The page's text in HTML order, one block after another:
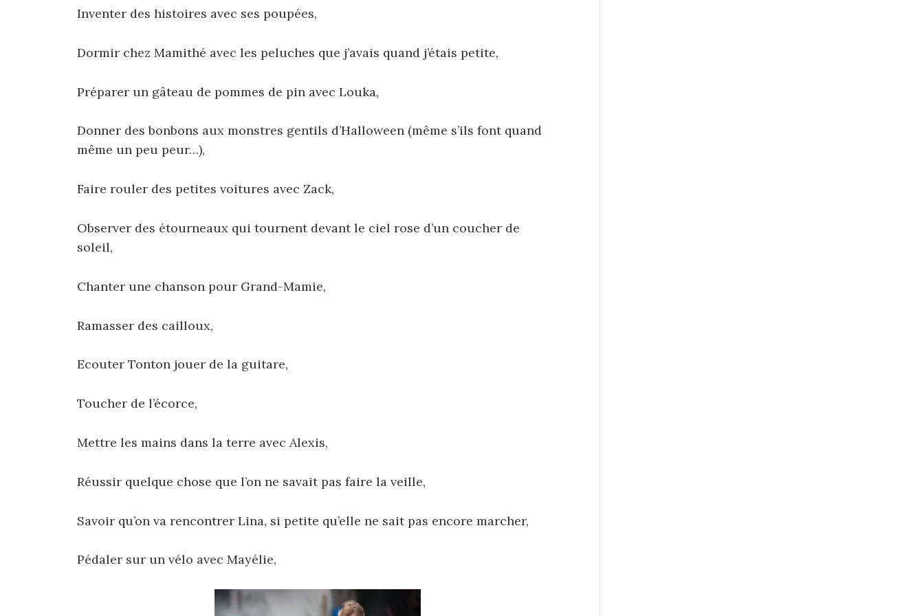
Inventer des histoires avec ses poupées,
Dormir chez Mamithé avec les peluches que j’avais quand j’étais petite,
Préparer un gâteau de pommes de pin avec Louka,
Donner des bonbons aux monstres gentils d’Halloween (même s’ils font quand
même un peu peur…),
Faire rouler des petites voitures avec Zack,
Observer des étourneaux qui tournent devant le ciel rose d’un coucher de
soleil,
Chanter une chanson pour Grand-Mamie,
Ramasser des cailloux,
Ecouter Tonton jouer de la guitare,
Toucher de l’écorce,
Mettre les mains dans la terre avec Alexis,
Réussir quelque chose que l’on ne savait pas faire la veille,
Savoir qu’on va rencontrer Lina, si petite qu’elle ne sait pas encore marcher,
Pédaler sur un vélo avec Mayélie,